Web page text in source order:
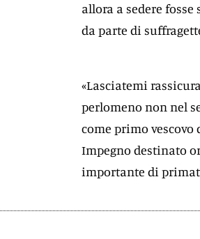
allora a sedere
da parte di
«Lasciatemi
perlomeno non nel
come primo vescovo
Impegno destinato
importante di